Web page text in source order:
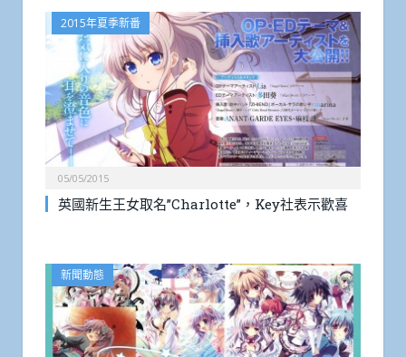
2015年夏季新番
05/05/2015
英國新生王女取名”Charlotte”，Key社表示歡喜
新聞動態